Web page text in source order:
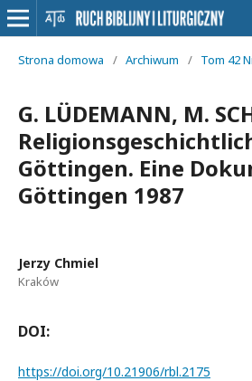
Strona domowa / Archiwum / Tom 42
G. LÜDEMANN, M.
Göttingen. Eine
Göttingen 1987
Jerzy Chmiel
Kraków
DOI:
https://doi.org/10.21906/rbl.2175